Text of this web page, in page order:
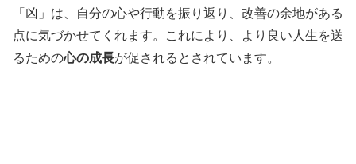
「凶」は、自分の心や行動を振り返り、改善の余地がある
点に気づかせてくれます。これにより、より良い人生を送
るための心の成長が促されるとされています。